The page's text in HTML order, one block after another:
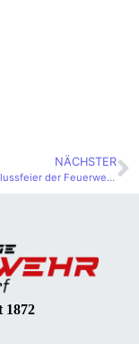
NÄCHSTER
Jahresabschlussfeier der Feuerwehrjugend
1872